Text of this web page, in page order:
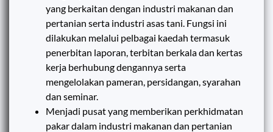
yang berkaitan dengan industri makanan dan
pertanian serta industri asas tani. Fungsi ini
dilakukan melalui pelbagai kaedah termasuk
penerbitan laporan, terbitan berkala dan kertas
kerja berhubung dengannya serta
mengelolakan pameran, persidangan, syarahan
dan seminar.
Menjadi pusat yang memberikan perkhidmatan
pakar dalam industri makanan dan pertanian